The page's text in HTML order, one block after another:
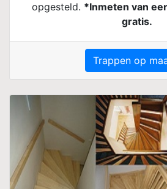
opgesteld. *Inmeten van
gratis.
Trappen op